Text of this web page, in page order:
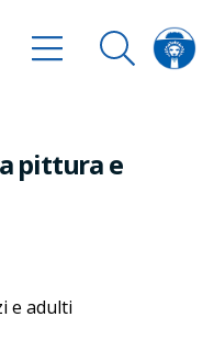
pittura e
e adulti